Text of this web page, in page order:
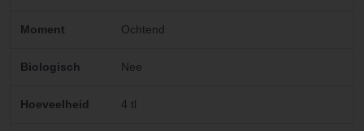
Moment Ochtend
Biologisch Nee
Hoeveelheid 4 tl